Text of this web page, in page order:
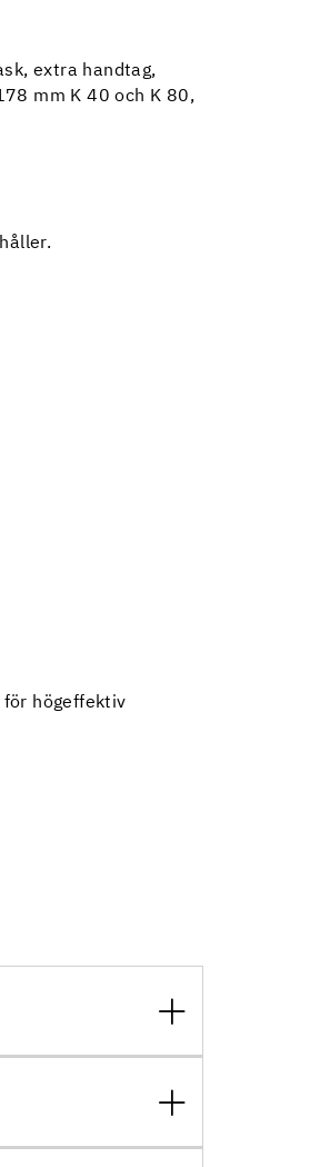
extra handtag,
mm K 40 och K 80,
högeffektiv